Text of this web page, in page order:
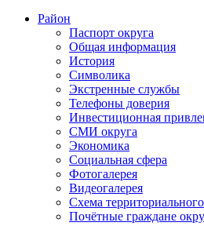
Район
Паспорт округа
Общая информация
История
Символика
Экстренные службы
Телефоны доверия
Инвестиционная
СМИ округа
Экономика
Социальная сфера
Фотогалерея
Видеогалерея
Схема
Почётные граждане